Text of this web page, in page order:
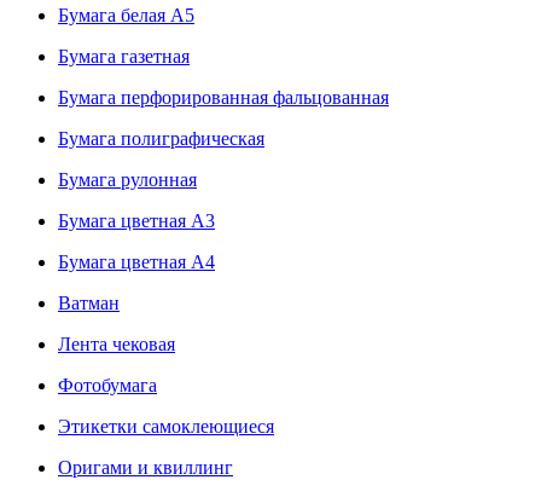
Бумага белая А5
Бумага газетная
Бумага перфорированная фальцованная
Бумага полиграфическая
Бумага рулонная
Бумага цветная А3
Бумага цветная А4
Ватман
Лента чековая
Фотобумага
Этикетки самоклеющиеся
Оригами и квиллинг